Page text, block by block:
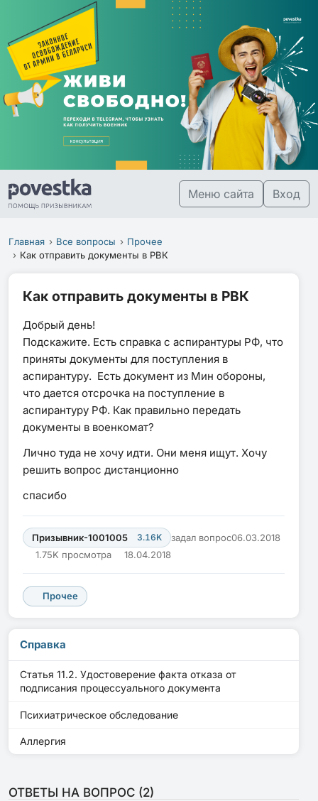
Меню сайта Вход
Главная Все вопросы
Прочее
Как отправить документы в РВК
Как отправить документы в РВК
Добрый день!
Подскажите. Есть справка с аспирантуры РФ, что
приняты документы для поступления в
аспирантуру. Есть документ из Мин обороны,
что дается отсрочка на поступление в
аспирантуру РФ. Как правильно передать
документы в военкомат?
Лично туда не хочу идти. Они меня ищут. Хочу
решить вопрос дистанционно
спасибо
Призывник-1001005 3.16K задал вопрос06.03.2018
1.75K просмотра
18.04.2018
Прочее
Справка
Статья 11.2. Удостоверение факта отказа от
подписания процессуального документа
Психиатрическое обследование
Аллергия
ОТВЕТЫ НА ВОПРОС (2)